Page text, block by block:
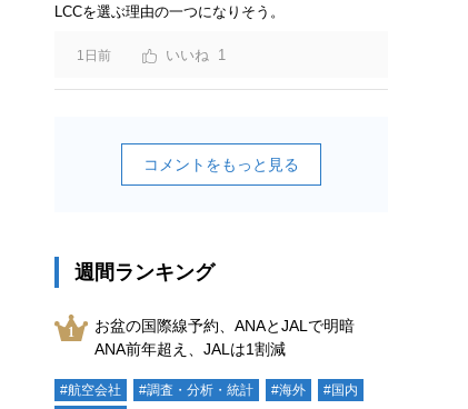
LCCを選ぶ理由の一つになりそう。
1日前 1
コメントをもっと見る
週間ランキング
お盆の国際線予約、ANAとJALで明暗
ANA前年超え、JALは1割減
#航空会社 #調査・分析・統計 #海外
#国内